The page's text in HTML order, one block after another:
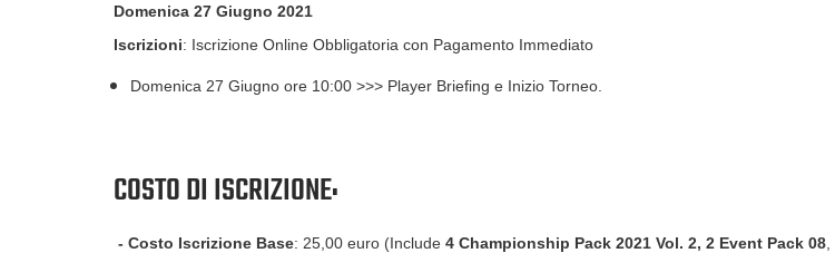
Domenica 27 Giugno 2021
Iscrizioni: Iscrizione Online Obbligatoria con Pagamento Immediato
Domenica 27 Giugno ore 10:00 >>> Player Briefing e Inizio Torneo.
COSTO DI ISCRIZIONE:
- Costo Iscrizione Base: 25,00 euro (Include 4 Championship Pack 2021 Vol. 2, 2 Event Pack 08